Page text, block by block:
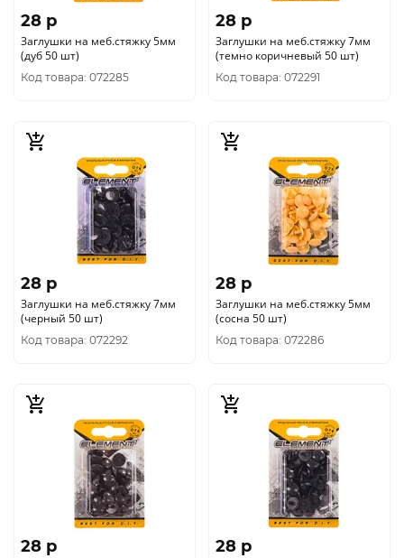
28 p
Заглушки на меб.стяжку 5мм
(дуб 50 шт)
Код товара: 072285
28 p
Заглушки на меб.стяжку 7мм
(темно коричневый 50 шт)
Код товара: 072291
28 p
Заглушки на меб.стяжку 7мм
(черный 50 шт)
Код товара: 072292
28 p
Заглушки на меб.стяжку 5мм
(сосна 50 шт)
Код товара: 072286
28 p 28 p